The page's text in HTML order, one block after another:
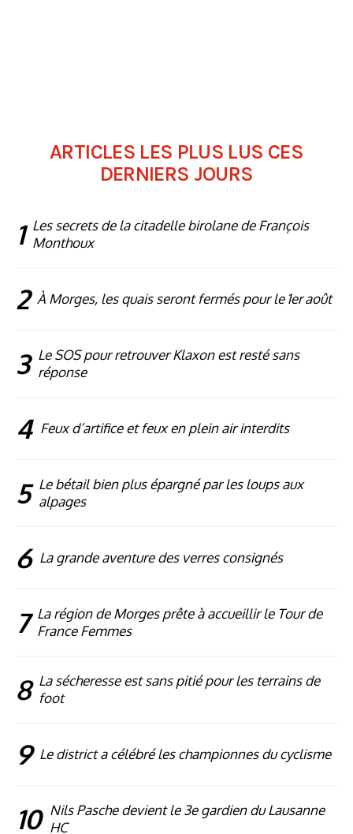
ARTICLES LES PLUS LUS CES
DERNIERS JOURS
1 Les secrets de la citadelle birolane de François
Monthoux
2 À Morges, les quais seront fermés pour le 1er août
3 Le SOS pour retrouver Klaxon est resté sans
réponse
4 Feux d’artifice et feux en plein air interdits
5 Le bétail bien plus épargné par les loups aux
alpages
6 La grande aventure des verres consignés
7 La région de Morges prête à accueillir le Tour de
France Femmes
8 La sécheresse est sans pitié pour les terrains de
foot
9 Le district a célébré les championnes du cyclisme
10 Nils Pasche devient le 3e gardien du Lausanne
HC